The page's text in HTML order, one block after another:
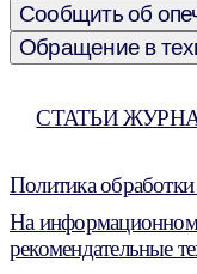
Сообщить об
Обращение в
СТАТЬИ
Политика
На информационном
рекомендательные